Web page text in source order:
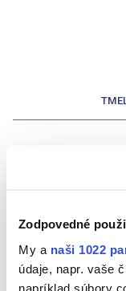
Zodpovedné
My a naši 1022
údaje, napr. vaše
napríklad súbory
Ďalšie
Domácnosť